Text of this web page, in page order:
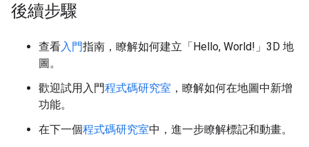
後續步驟
查看入門指南，瞭解如何建立「Hello, World!」3D 地
圖。
歡迎試用入門程式碼研究室 ，瞭解如何在地圖中新增
功能。
在下一個程式碼研究室中，進一步瞭解標記和動畫。